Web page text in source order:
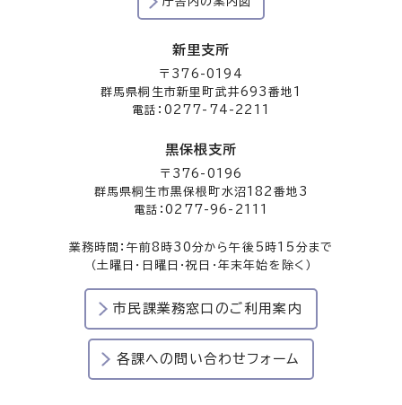
新里支所
〒376-0194
群馬県桐生市新里町武井693番地1
電話：0277-74-2211
黒保根支所
〒376-0196
群馬県桐生市黒保根町水沼182番地3
電話：0277-96-2111
業務時間：午前8時30分から午後5時15分まで
（土曜日・日曜日・祝日・年末年始を除く）
市民課業務窓口のご利用案内
各課への問い合わせフォーム